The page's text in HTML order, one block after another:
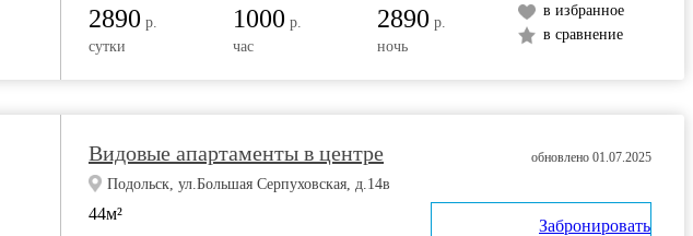
2890 р.
сутки
1000 р.
час
2890 р.
ночь
в избранное
в сравнение
Видовые апартаменты в центре
Подольск, ул.Большая Серпуховская, д.14в
44м²
обновлено 01.07.2025
Забронировать